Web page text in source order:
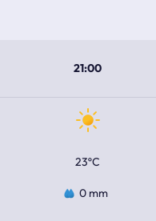
21:00
23ºC
0 mm